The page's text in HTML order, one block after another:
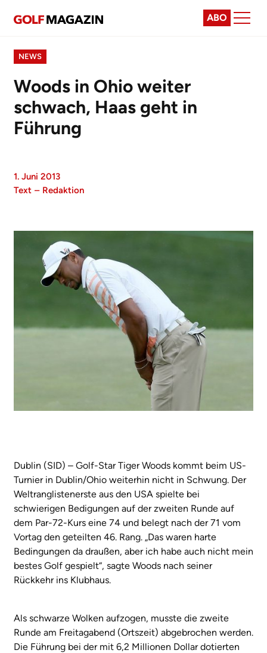
ABO
NEWS
Woods in Ohio weiter
schwach, Haas geht in
Führung
1. Juni 2013
Text – Redaktion
Dublin (SID) – Golf-Star Tiger Woods kommt beim US-
Turnier in Dublin/Ohio weiterhin nicht in Schwung. Der
Weltranglistenerste aus den USA spielte bei
schwierigen Bedigungen auf der zweiten Runde auf
dem Par-72-Kurs eine 74 und belegt nach der 71 vom
Vortag den geteilten 46. Rang. „Das waren harte
Bedingungen da draußen, aber ich habe auch nicht mein
bestes Golf gespielt“, sagte Woods nach seiner
Rückkehr ins Klubhaus.
Als schwarze Wolken aufzogen, musste die zweite
Runde am Freitagabend (Ortszeit) abgebrochen werden.
Die Führung bei der mit 6,2 Millionen Dollar dotierten